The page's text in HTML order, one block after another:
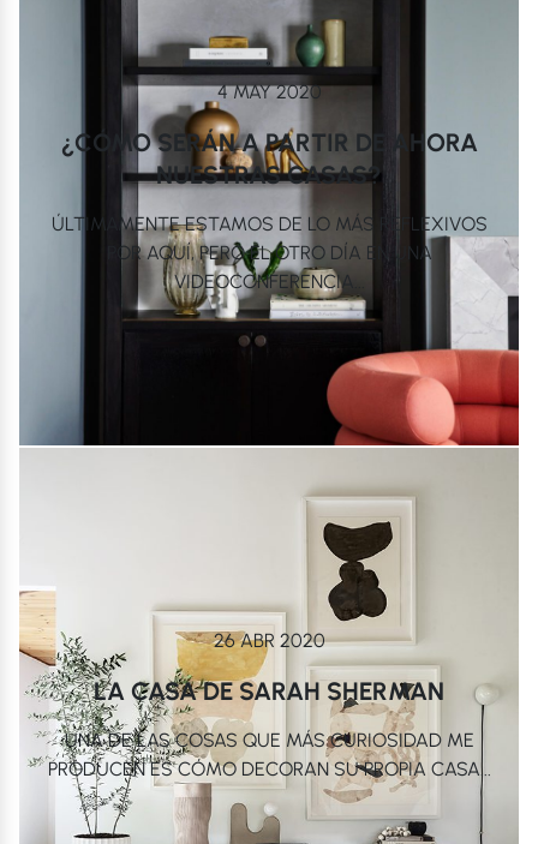
4 MAY 2020
¿CÓMO SERÁN A PARTIR DE AHORA
NUESTRAS CASAS?
ÚLTIMAMENTE ESTAMOS DE LO MÁS REFLEXIVOS
POR AQUÍ, PERO EL OTRO DÍA EN UNA
VIDEOCONFERENCIA...
26 ABR 2020
LA CASA DE SARAH SHERMAN
UNA DE LAS COSAS QUE MÁS CURIOSIDAD ME
PRODUCEN ES CÓMO DECORAN SU PROPIA CASA...